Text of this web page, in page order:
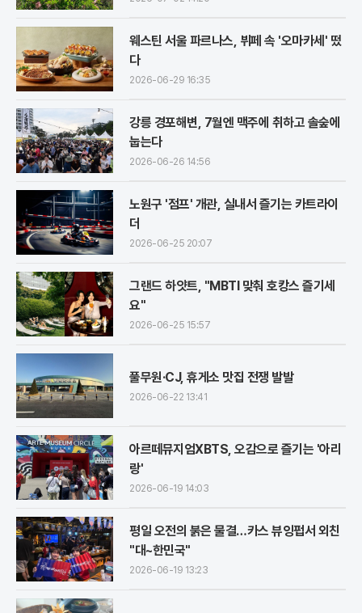
웨스틴 서울 파르나스, 뷔페 속 '오마카세' 떴
다
2026-06-29 16:35
강릉 경포해변, 7월엔 맥주에 취하고 솔숲에
눕는다
2026-06-26 14:56
노원구 '점프' 개관, 실내서 즐기는 카트라이
더
2026-06-25 20:07
그랜드 하얏트, "MBTI 맞춰 호캉스 즐기세
요"
2026-06-25 15:57
풀무원·CJ, 휴게소 맛집 전쟁 발발
2026-06-22 13:41
아르떼뮤지엄XBTS, 오감으로 즐기는 '아리
랑'
2026-06-19 14:03
평일 오전의 붉은 물결…카스 뷰잉펍서 외친
"대~한민국"
2026-06-19 13:23